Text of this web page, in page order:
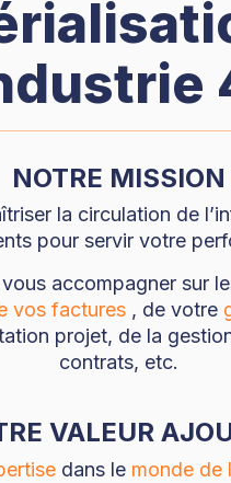
NOTRE MISSION
la circulation de
pour servir votre
accompagner sur
vos factures , de votre
projet, de la
contrats, etc.
VALEUR
dans le monde de